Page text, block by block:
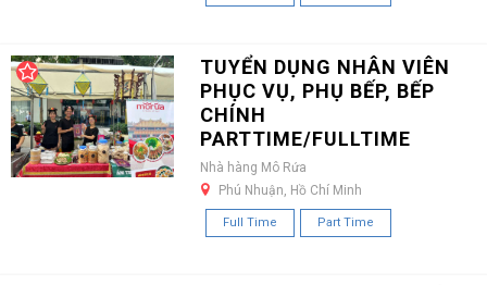
TUYỂN DỤNG NHÂN VIÊN
PHỤC VỤ, PHỤ BẾP, BẾP
CHÍNH
PARTTIME/FULLTIME
Nhà hàng Mô Rứa
Phú Nhuận, Hồ Chí Minh
Full Time Part Time